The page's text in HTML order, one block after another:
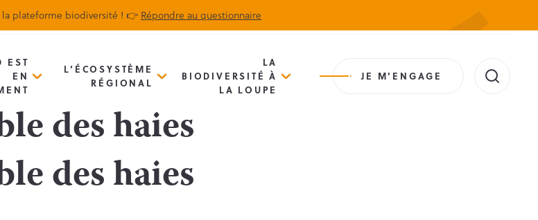
plateforme biodiversité ! 👉 Répondre au questionnaire
Biodiv’Map Newsletter Actualités
EST
EN
L’ÉCOSYSTÈME
RÉGIONAL
LA
BIODIVERSITÉ À
LA LOUPE
JE M'ENGAGE
des haies
des haies